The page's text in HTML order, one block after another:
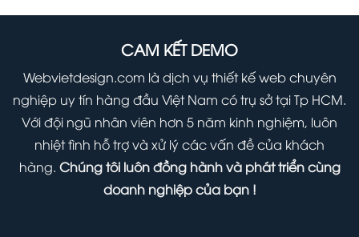
₫.
CAM KẾT DEMO
Webvietdesign.com là dịch vụ thiết kế web chuyên
nghiệp uy tín hàng đầu Việt Nam có trụ sở tại Tp HCM.
Với đội ngũ nhân viên hơn 5 năm kinh nghiệm, luôn
nhiệt tình hỗ trợ và xử lý các vấn đề của khách
hàng. Chúng tôi luôn đồng hành và phát triển cùng
doanh nghiệp của bạn !